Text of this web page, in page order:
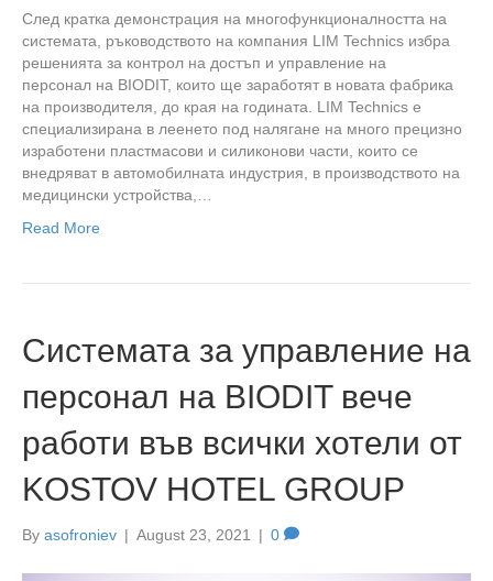
След кратка демонстрация на многофункционалността на
системата, ръководството на компания LIM Technics избра
решенията за контрол на достъп и управление на
персонал на BIODIT, които ще заработят в новата фабрика
на производителя, до края на годината. LIM Technics е
специализирана в леенето под налягане на много прецизно
изработени пластмасови и силиконови части, които се
внедряват в автомобилната индустрия, в производството на
медицински устройства,…
Read More
Системата за управление на
персонал на BIODIT вече
работи във всички хотели от
KOSTOV HOTEL GROUP
By asofroniev | August 23, 2021 | 0